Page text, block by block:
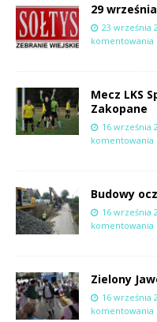
29
23 września
komentowania
Mecz LKS
Zakopane
16 września
komentowania
Budowy
16 września
komentowania
Zielony
16 września
komentowania